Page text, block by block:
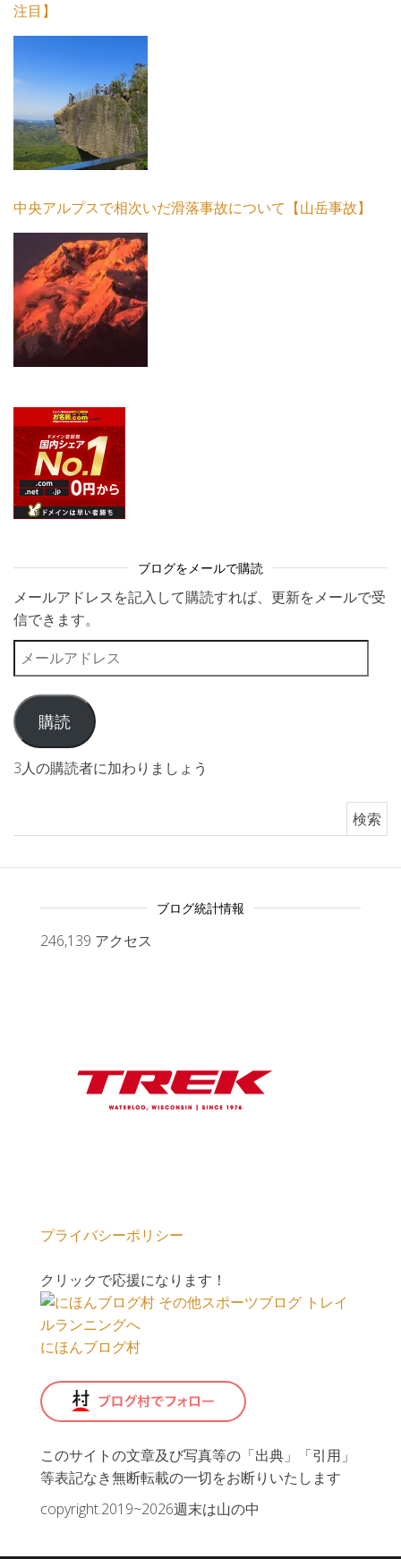
注目】
中央アルプスで相次いだ滑落事故について【山岳事故】
ブログをメールで購読
メールアドレスを記入して購読すれば、更新をメールで受
信できます。
メールアドレス
購読
3人の購読者に加わりましょう
ブログ統計情報
246,139 アクセス
プライバシーポリシー
クリックで応援になります！
にほんブログ村
このサイトの文章及び写真等の「出典」「引用」
等表記なき無断転載の一切をお断りいたします
copyright.2019~2026週末は山の中